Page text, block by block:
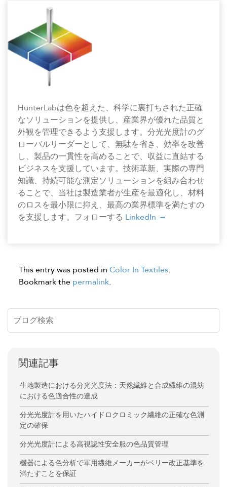
HunterLabは色を超えた、科学に裏打ちされた正確
なソリューションを提供し、産業界が優れた品質と
外観を管理できるよう支援します。分光光度計のグ
ローバルリーダーとして、無駄を省き、効率を改善
し、製品の一貫性を高めることで、収益に直結する
ビジネスを支援しています。技術革新、実際の専門
知識、持続可能な測定ソリューションを組み合わせ
ることで、当社は製造業者が生産を最適化し、材料
のロスを最小限に抑え、最高の業界標準を満たすの
を支援します。フォローする LinkedIn
This entry was posted in Color In Textiles.
Bookmark the permalink.
関連記事
生地製造における分光光度法：天然繊維と合成繊維の混紡
における色適合性の達成
分光光度計を用いたハイドロクロミック繊維の正確な色測
定の確保
分光光度計による高視認性安全服の色品質管理
機器による色分析で軍用繊維メーカーがベリー改正基準を
満たすことを保証